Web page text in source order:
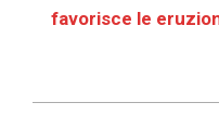
favorisce le